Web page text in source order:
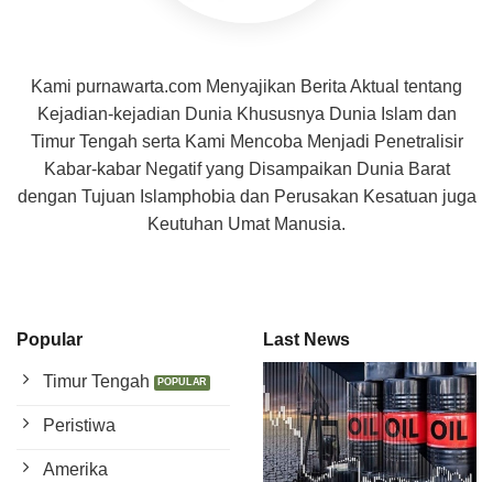
Kami purnawarta.com Menyajikan Berita Aktual tentang
Kejadian-kejadian Dunia Khususnya Dunia Islam dan
Timur Tengah serta Kami Mencoba Menjadi Penetralisir
Kabar-kabar Negatif yang Disampaikan Dunia Barat
dengan Tujuan Islamphobia dan Perusakan Kesatuan juga
Keutuhan Umat Manusia.
Popular
Timur Tengah
Peristiwa
Amerika
Last News